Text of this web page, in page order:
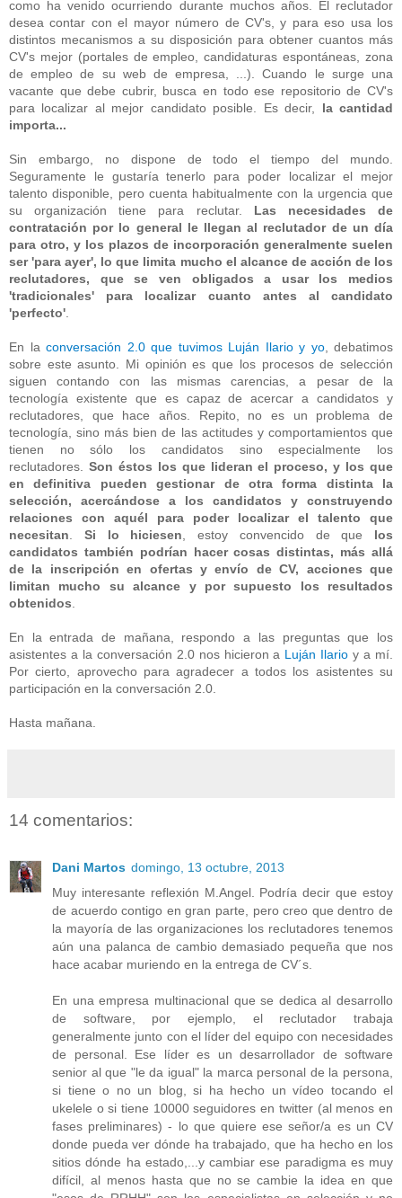
como ha venido ocurriendo durante muchos años. El reclutador
desea contar con el mayor número de CV's, y para eso usa los
distintos mecanismos a su disposición para obtener cuantos más
CV's mejor (portales de empleo, candidaturas espontáneas, zona
de empleo de su web de empresa, ...). Cuando le surge una
vacante que debe cubrir, busca en todo ese repositorio de CV's
para localizar al mejor candidato posible. Es decir, la cantidad
importa...
Sin embargo, no dispone de todo el tiempo del mundo.
Seguramente le gustaría tenerlo para poder localizar el mejor
talento disponible, pero cuenta habitualmente con la urgencia que
su organización tiene para reclutar. Las necesidades de
contratación por lo general le llegan al reclutador de un día
para otro, y los plazos de incorporación generalmente suelen
ser 'para ayer', lo que limita mucho el alcance de acción de los
reclutadores, que se ven obligados a usar los medios
'tradicionales' para localizar cuanto antes al candidato
'perfecto'
En la conversación 2.0 que tuvimos Luján Ilario y yo, debatimos
sobre este asunto. Mi opinión es que los procesos de selección
siguen contando con las mismas carencias, a pesar de la
tecnología existente que es capaz de acercar a candidatos y
reclutadores, que hace años. Repito, no es un problema de
tecnología, sino más bien de las actitudes y comportamientos que
tienen no sólo los candidatos sino especialmente los
reclutadores. Son éstos los que lideran el proceso, y los que
en definitiva pueden gestionar de otra forma distinta la
selección, acercándose a los candidatos y construyendo
relaciones con aquél para poder localizar el talento que
necesitan
Si lo hiciesen , estoy convencido de que los
candidatos también podrían hacer cosas distintas, más allá
de la inscripción en ofertas y envío de CV, acciones que
limitan mucho su alcance y por supuesto los resultados
obtenidos
En la entrada de mañana, respondo a las preguntas que los
asistentes a la conversación 2.0 nos hicieron a Luján Ilario y a mí.
Por cierto, aprovecho para agradecer a todos los asistentes su
participación en la conversación 2.0.
Hasta mañana.
14 comentarios:
Dani Martos domingo, 13 octubre, 2013
Muy interesante reflexión M.Angel. Podría decir que estoy
de acuerdo contigo en gran parte, pero creo que dentro de
la mayoría de las organizaciones los reclutadores tenemos
aún una palanca de cambio demasiado pequeña que nos
hace acabar muriendo en la entrega de CV´s.
En una empresa multinacional que se dedica al desarrollo
de software, por ejemplo, el reclutador trabaja
generalmente junto con el líder del equipo con necesidades
de personal. Ese líder es un desarrollador de software
senior al que "le da igual" la marca personal de la persona,
si tiene o no un blog, si ha hecho un vídeo tocando el
ukelele o si tiene 10000 seguidores en twitter (al menos en
fases preliminares) - lo que quiere ese señor/a es un CV
donde pueda ver dónde ha trabajado, que ha hecho en los
sitios dónde ha estado,...y cambiar ese paradigma es muy
difícil, al menos hasta que no se cambie la idea en que